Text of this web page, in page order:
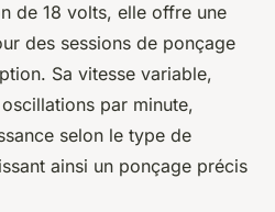
de 18 volts, elle offre une
des sessions de ponçage
Sa vitesse variable,
par minute,
selon le type de
ainsi un ponçage précis